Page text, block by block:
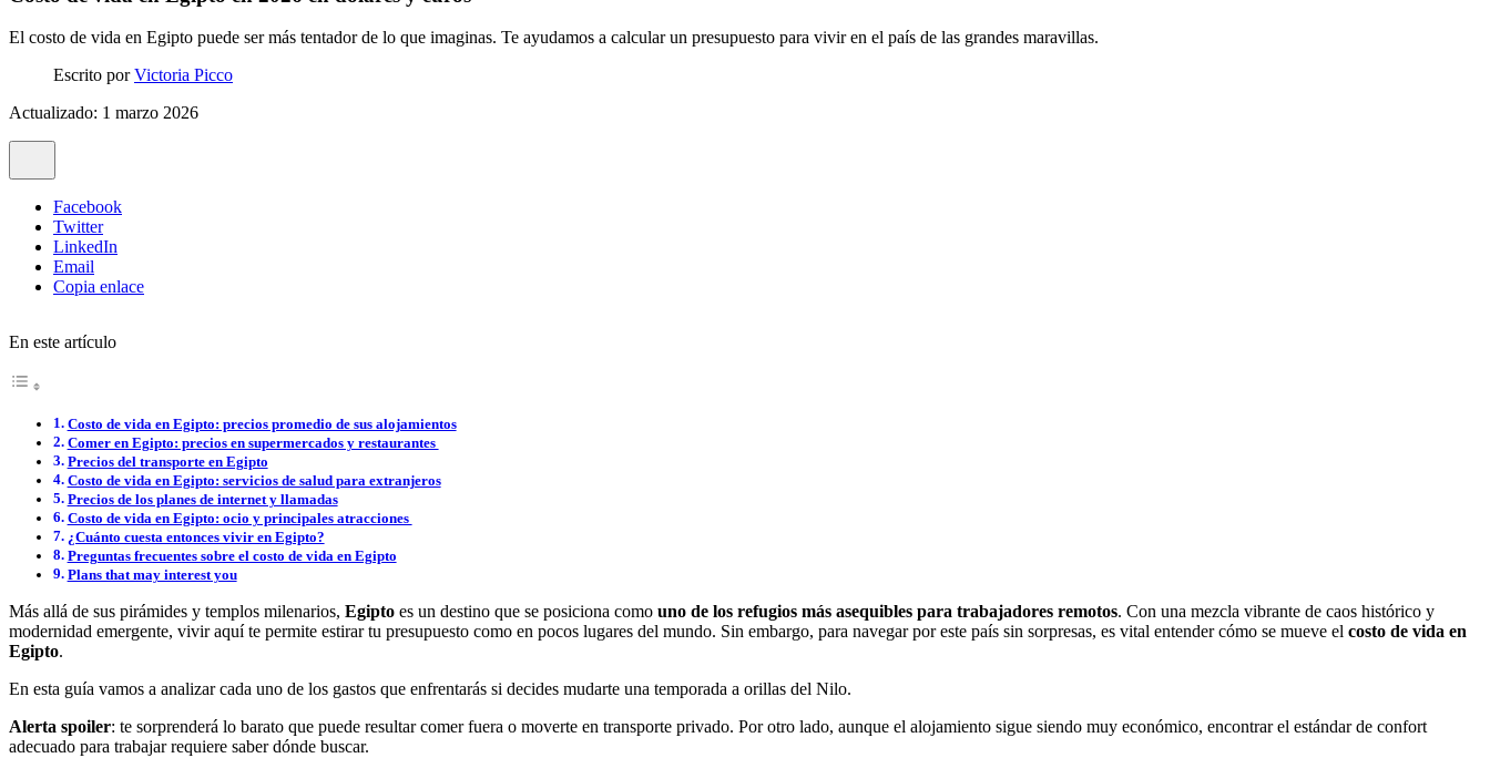
El costo de vida en Egipto puede ser más tentador de lo que imaginas. Te ayudamos a calcular un presupuesto para vivir en el país de las grandes maravillas.
Escrito porVictoria Picco
Actualizado: 1 marzo 2026
Facebook
Twitter
LinkedIn
Email
Copia enlace
En este artículo
Costo de vida en Egipto: precios promedio de sus alojamientos
Comer en Egipto: precios en supermercados y restaurantes
Precios del transporte en Egipto
Costo de vida en Egipto: servicios de salud para extranjeros
Precios de los planes de internet y llamadas
Costo de vida en Egipto: ocio y principales atracciones
¿Cuánto cuesta entonces vivir en Egipto?
Preguntas frecuentes sobre el costo de vida en Egipto
Plans that may interest you
Más allá de sus pirámides y templos milenarios, Egipto es un destino que se posiciona como uno de los refugios más asequibles para trabajadores remotos. Con una mezcla vibrante de caos histórico y
modernidad emergente, vivir aquí te permite estirar tu presupuesto como en pocos lugares del mundo. Sin embargo, para navegar por este país sin sorpresas, es vital entender cómo se mueve el costo de vida en
Egipto.
En esta guía vamos a analizar cada uno de los gastos que enfrentarás si decides mudarte una temporada a orillas del Nilo.
Alerta spoiler: te sorprenderá lo barato que puede resultar comer fuera o moverte en transporte privado. Por otro lado, aunque el alojamiento sigue siendo muy económico, encontrar el estándar de confort
adecuado para trabajar requiere saber dónde buscar.